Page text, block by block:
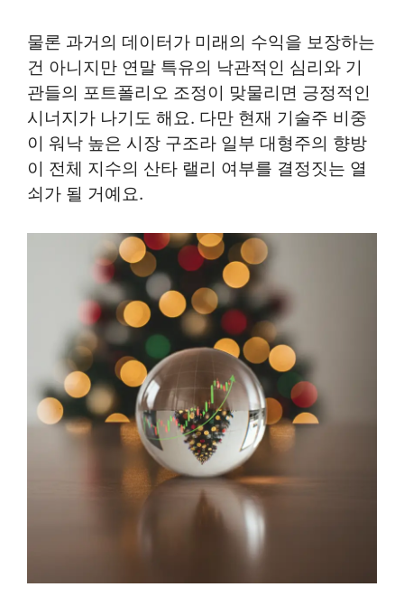
물론 과거의 데이터가 미래의 수익을 보장하는
건 아니지만 연말 특유의 낙관적인 심리와 기
관들의 포트폴리오 조정이 맞물리면 긍정적인
시너지가 나기도 해요. 다만 현재 기술주 비중
이 워낙 높은 시장 구조라 일부 대형주의 향방
이 전체 지수의 산타 랠리 여부를 결정짓는 열
쇠가 될 거예요.